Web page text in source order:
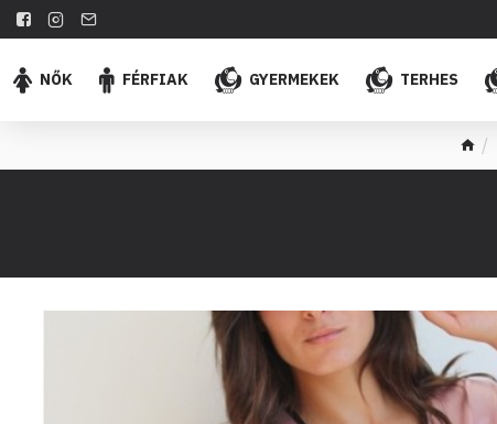
NŐK FÉRFIAK GYERMEKEK TERHES